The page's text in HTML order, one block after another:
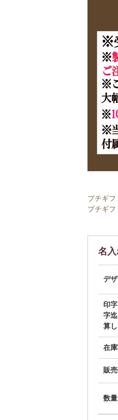
プチギフ
プチギフ
名
デ
印
字
算
在
販
数量